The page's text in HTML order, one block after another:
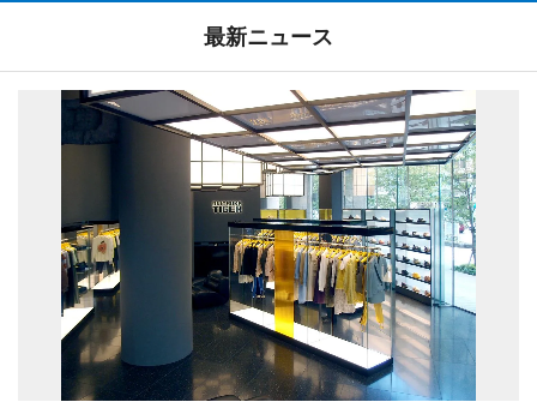
最新ニュース